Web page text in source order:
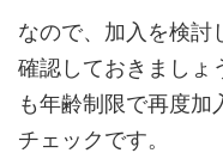
なので、加入を検討
確認しておきましょ
も年齢制限で再度
チェックです。